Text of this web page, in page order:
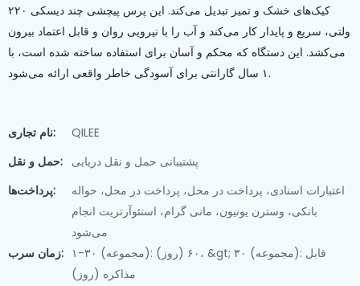
کیک‌های خشک و تمیز تبدیل می‌کند. این پرس پیچشی چند دیسکی ۲۲۰
ولتی، سریع و پایدار کار می‌کند و آب را با نیرویی روان و قابل اعتماد بیرون
می‌کشد. این دستگاه که محکم و آسان برای استفاده ساخته شده است، با
۱ سال گارانتی برای آسودگی خاطر واقعی ارائه می‌شود.
نام تجاری:
QILEE
حمل و نقل: پشتیبانی حمل و نقل دریایی
پرداخت‌ها:
اعتبارات اسنادی، پرداخت در محل، پرداخت در محل، حواله
بانکی، وسترن یونیون، مانی گرام، استئوآرتریت انجام
می‌شود
زمان سرب: ۱-۳۰ (مجموعه): ۶۰ (روز)، &gt; ۳۰ (مجموعه): قابل
مذاکره (روز)